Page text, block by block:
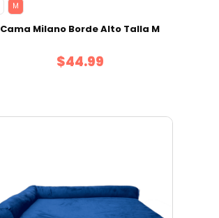
M
Cama Milano Borde Alto Talla M
$44.99